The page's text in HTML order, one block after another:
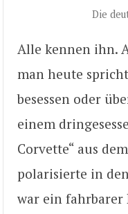
Die
Alle kennen ihn.
man heute
besessen oder
einem
Corvette“ aus
polarisierte in
war ein fahrbarer